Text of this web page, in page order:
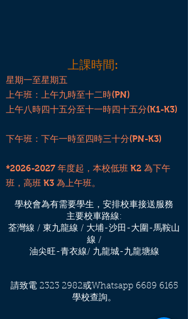
上課時間:
星期一至星期五
上午班：上午九時至十二時(PN)
上午八時四十五分至十一時四十五分(K1-K3)
下午班：下午一時至四時三十分(PN-K3)
*2026-2027 年度起，本校低班 K2 為下午
班，高班 K3 為上午班。
學校會為有需要學生，安排校車接送服務
主要校車路線:
荃灣線 / 東九龍線 / 大埔-沙田-大圍-馬鞍山
線 /
油尖旺-青衣線/ 九龍城-九龍塘線
請致電 2323 2982或Whatsapp 6689 6165
學校查詢。